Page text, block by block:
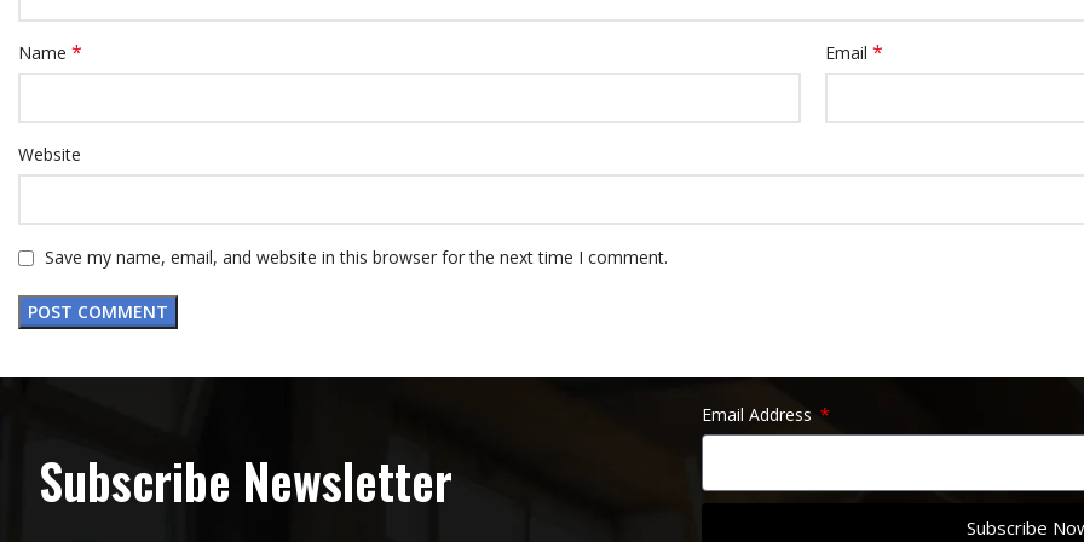
Name * Email *
Website
Save my name, email, and website in this browser for the next time I comment.
Subscribe Newsletter
Email Address
Subscribe